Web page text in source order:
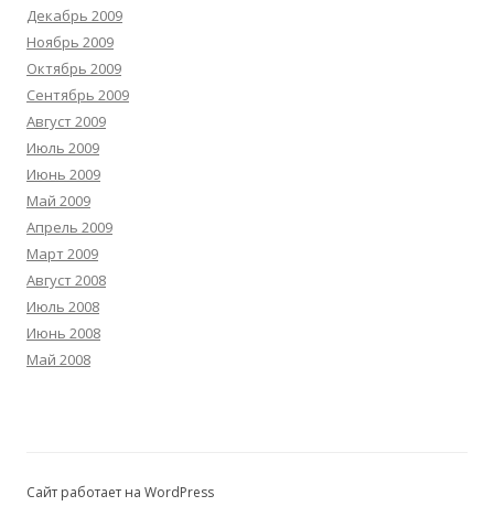
Декабрь 2009
Ноябрь 2009
Октябрь 2009
Сентябрь 2009
Август 2009
Июль 2009
Июнь 2009
Май 2009
Апрель 2009
Март 2009
Август 2008
Июль 2008
Июнь 2008
Май 2008
Сайт работает на WordPress